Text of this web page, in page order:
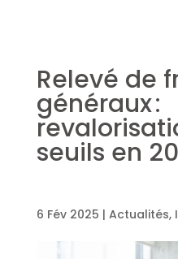
Relevé de
généraux :
seuils en
6 Fév 2025 | Actualités,